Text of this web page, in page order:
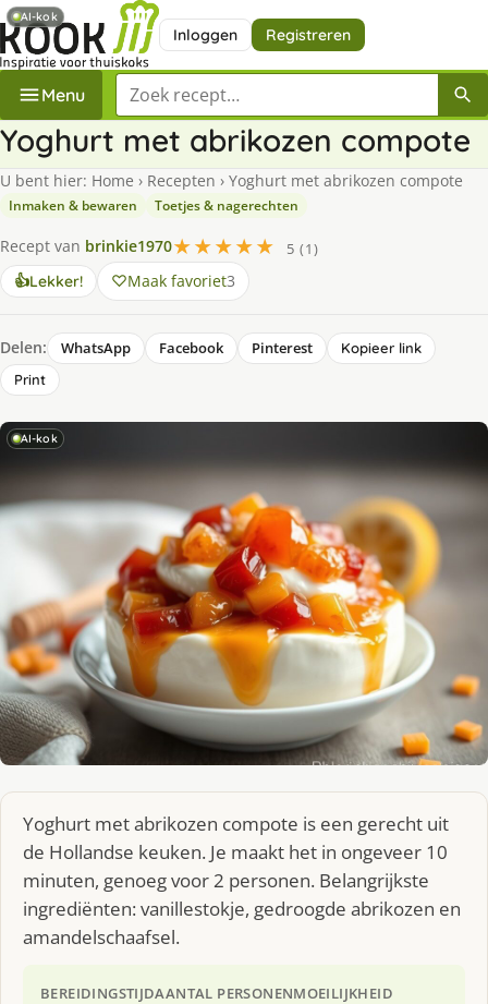
Inloggen Registreren
Menu Zoek een recept
Yoghurt met abrikozen compote
U bent hier: Home › Recepten › Yoghurt met abrikozen compote
Inmaken & bewaren Toetjes & nagerechten
Recept van brinkie1970★★★★★
5 (1)
👍Lekker! Maak favoriet3
Delen: WhatsApp Facebook Pinterest
Kopieer link
Print
AI-kok
Yoghurt met abrikozen compote is een gerecht uit
de Hollandse keuken. Je maakt het in ongeveer 10
minuten, genoeg voor 2 personen. Belangrijkste
ingrediënten: vanillestokje, gedroogde abrikozen en
amandelschaafsel.
BEREIDINGSTIJDAANTAL PERSONENMOEILIJKHEID
AI-kok